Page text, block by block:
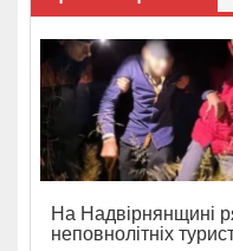
На Надвірнянщині
неповнолітніх